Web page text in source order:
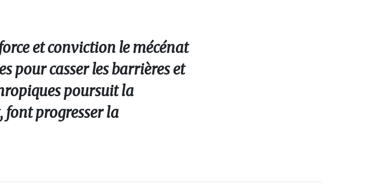
et conviction le mécénat
pour casser les barrières et
poursuit la
font progresser la